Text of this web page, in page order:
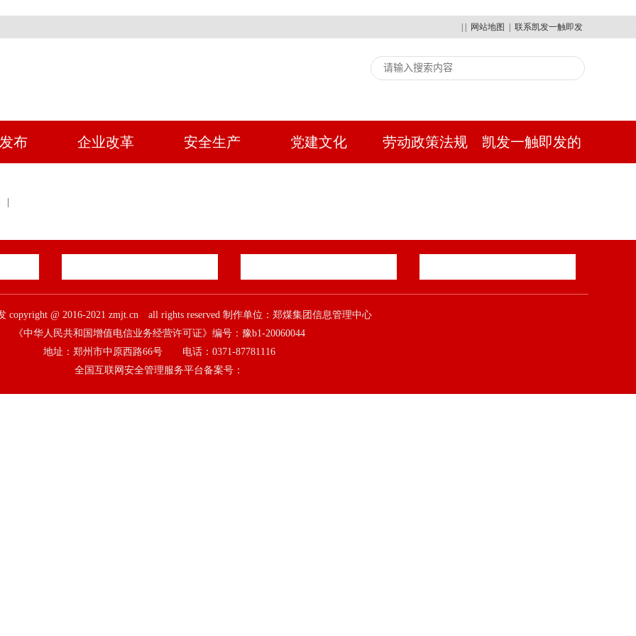
网站地图 联系凯发一触即发
布 企业改革 安全生产 党建文化 劳动政策法规 凯发一触即发的
copyright @ 2016-2021 zmjt.cn all rights reserved 制作单位：郑煤集团信息管理中心
《中华人民共和国增值电信业务经营许可证》编号：豫b1-20060044
地址：郑州市中原西路66号 电话：0371-87781116
全国互联网安全管理服务平台备案号：